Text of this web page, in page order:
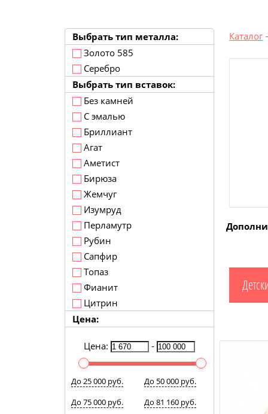
Выбрать тип металла:
Золото 585
Серебро
Выбрать тип вставок:
Без камней
С эмалью
Бриллиант
Агат
Аметист
Бирюза
Жемчуг
Изумруд
Перламутр
Рубин
Сапфир
Топаз
Фианит
Цитрин
Цена:
Цена: -
До 25 000 руб.
До 50 000 руб.
До 75 000 руб.
До 81 160 руб.
Каталог